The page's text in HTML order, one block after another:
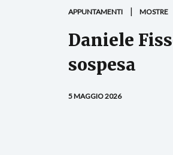
APPUNTAMENTI MOSTRE
Daniele
sospesa
5 MAGGIO 2026